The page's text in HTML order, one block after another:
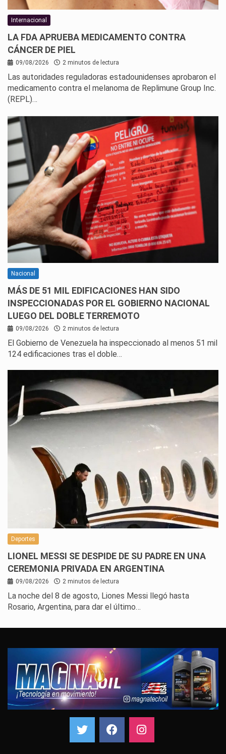
Internacional
LA FDA APRUEBA MEDICAMENTO CONTRA
CÁNCER DE PIEL
09/08/2026 2 minutos de lectura
Las autoridades reguladoras estadounidenses aprobaron el
medicamento contra el melanoma de Replimune Group Inc.
(REPL)…
Nacional
MÁS DE 51 MIL EDIFICACIONES HAN SIDO
INSPECCIONADAS POR EL GOBIERNO NACIONAL
LUEGO DEL DOBLE TERREMOTO
09/08/2026 2 minutos de lectura
El Gobierno de Venezuela ha inspeccionado al menos 51 mil
124 edificaciones tras el doble…
Deportes
LIONEL MESSI SE DESPIDE DE SU PADRE EN UNA
CEREMONIA PRIVADA EN ARGENTINA
09/08/2026 2 minutos de lectura
La noche del 8 de agosto, Liones Messi llegó hasta
Rosario, Argentina, para dar el último…